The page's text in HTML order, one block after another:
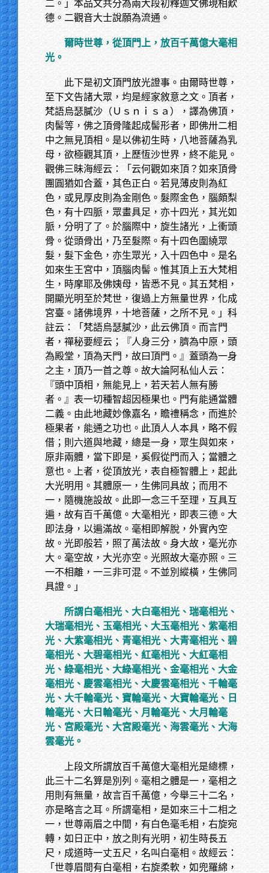
二。」本品文共分為兩大段初釋迦文佛現相歎
德。二觀音大士說願為流通。
爾時世尊，從頂門上，放百千萬億大毫相
光。
此下是初文頂門放光證事。由爾時世尊，
至下文告諸大眾，均是經家敘意之文。頂者，
梵語烏瑟膩沙（Ｕｓｎｉｓａ），譯為佛頂，
肉髻等，佛之頂骨隆起成髻形者，即佛卅二相
中之無見頂相。是以佛初生時，八地菩薩為乳
母，欲極觀其頂，上歷恆沙世界，終不能見。
觀佛三昧海經云：「云何觀如來頂？如來頂骨
團圓猶如合蓋，其色正白。若見薄皮則為紅
色，或見厚皮則為金剛色。髮際金色，腦頗梨
色，有十四脈，眾畫具足，亦十四光，其光如
脈，分明了了。於腦際中，旋生諸光，上衝頭
骨。從頭骨出，乃至髮際。有十四色圍繞眾
髮，髮下金色，亦生眾光，入十四色中。是名
如來生王宮中，頂腦肉髻。惟其頂上五大梵相
生，時摩耶及佛姨母，皆悉不見。其五梵相，
開顯光明至於梵世，復過上方無量世界，化成
宮臺。諸佛境界，十地菩薩，之所不見。」科
註云：「梵語烏瑟膩沙，此云佛頂。而言門
者，禪秘要經云；『人身三分，臍為中原，頭
為殿堂，頂為天門，故曰頂門。』蓋頭為一身
之主，頂乃一首之尊。故大論阿私仙人云：
『頭中頂相，無能見上，若天若人無有勝
者。』表一切種智超因極果也。門有能通當體
二義。由此地藏妙像嘉名，瞻禮稱念，而進於
極果者，能通之功也。此頂人人本具，略不假
借；則六道與地藏，總是一身，眾生與如來，
原非兩體，當下即是，奚假從門而入；當體之
意也。上者，從頂放光，表自極智體上，起此
大光明用。其體原一，生佛同具故；而用不
一，隨機施設故。此即一念三千至理，互具互
遍，故有百千萬億。大毫相光，即表三德。大
即法身，以遍滿故。毫相即解脫，外實內空
故。光即般若，照了萬法故。身大故，毫光亦
大。毫空故，大光亦空。光照故大毫亦照。三
一不相離，一三非可混。不並別縱橫，生佛同
具證。」
所謂白毫相光、大白毫相光、瑞毫相光、
大瑞毫相光、玉毫相光、大玉毫相光、紫毫相
光、大紫毫相光、青毫相光、大青毫相光、碧
毫相光、大碧毫相光、紅毫相光、大紅毫相
光、綠毫相光、大綠毫相光、金毫相光、大金
毫相光、慶雲毫相光、大慶雲毫相光、千輪毫
光、大千輪毫光、寶輪毫光、大寶輪毫光、日
輪毫光、大日輪毫光、月輪毫光、大月輪毫
光、宮殿毫光、大宮殿毫光、海雲毫光、大海
雲毫光。
上段文所謂放百千萬億大毫相光是總標，
此三十二名算是別列。毫相之體是一，毫相之
用則有無量，故言百千萬億，今舉三十二名，
亦是略言之耳。所謂毫相，是如來三十二相之
一，世尊兩眉之中間，有白色毫毛相，右旋宛
轉，如日正中，放之則有光明，初生時長五
尺，成道時一丈五尺，名叫白毫相。故經云：
「世尊眉間有白毫相，右旋柔軟，如兜羅綿，